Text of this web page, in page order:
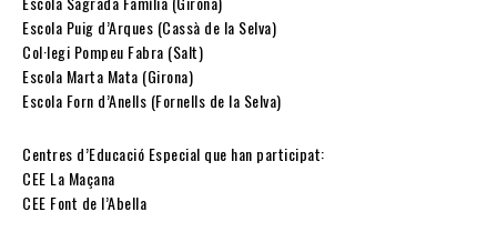
Escola Puig d’Arques (Cassà de la Selva)
Col·legi Pompeu Fabra (Salt)
Escola Marta Mata (Girona)
Escola Forn d’Anells (Fornells de la Selva)
Centres d’Educació Especial que han participat:
CEE La Maçana
CEE Font de l’Abella